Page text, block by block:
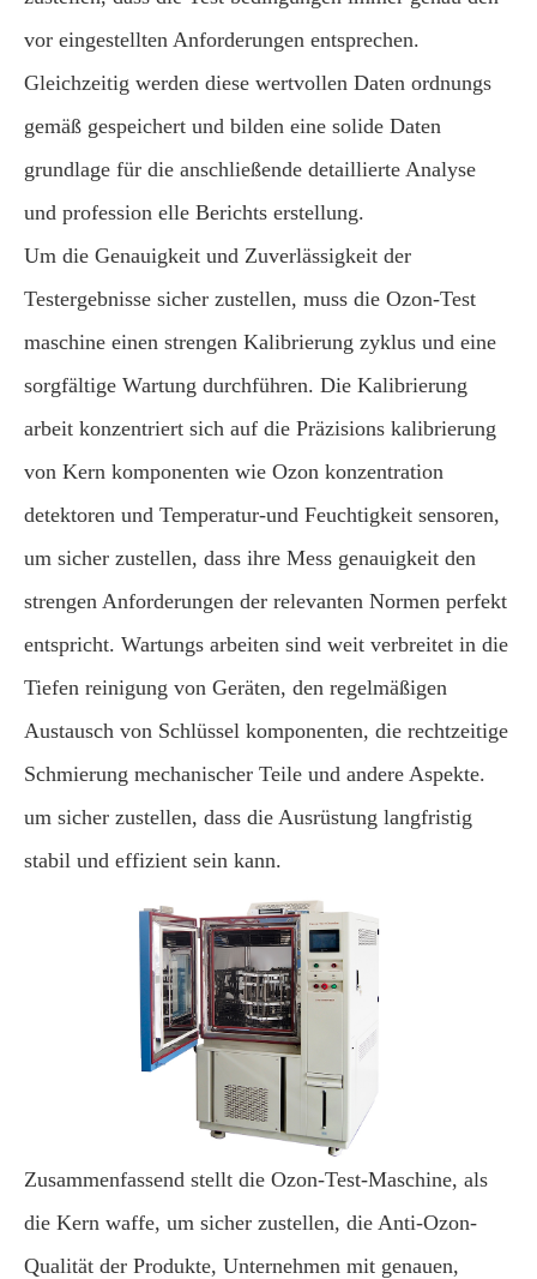
vor eingestellten Anforderungen entsprechen.
Gleichzeitig werden diese wertvollen Daten ordnungs
gemäß gespeichert und bilden eine solide Daten
grundlage für die anschließende detaillierte Analyse
und profession elle Berichts erstellung.
Um die Genauigkeit und Zuverlässigkeit der
Testergebnisse sicher zustellen, muss die Ozon-Test
maschine einen strengen Kalibrierung zyklus und eine
sorgfältige Wartung durchführen. Die Kalibrierung
arbeit konzentriert sich auf die Präzisions kalibrierung
von Kern komponenten wie Ozon konzentration
detektoren und Temperatur-und Feuchtigkeit sensoren,
um sicher zustellen, dass ihre Mess genauigkeit den
strengen Anforderungen der relevanten Normen perfekt
entspricht. Wartungs arbeiten sind weit verbreitet in die
Tiefen reinigung von Geräten, den regelmäßigen
Austausch von Schlüssel komponenten, die rechtzeitige
Schmierung mechanischer Teile und andere Aspekte.
um sicher zustellen, dass die Ausrüstung langfristig
stabil und effizient sein kann.
Zusammenfassend stellt die Ozon-Test-Maschine, als
die Kern waffe, um sicher zustellen, die Anti-Ozon-
Qualität der Produkte, Unternehmen mit genauen,